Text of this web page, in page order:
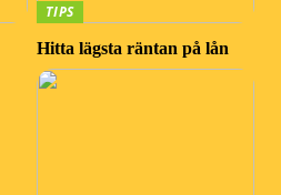
TIPS
Hitta lägsta räntan på lån